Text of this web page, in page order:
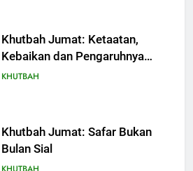
Khutbah Jumat: Safar Bukan
Bulan Sial
KHUTBAH
Khutbah Jumat: Ujian yang
Harus Kita Syukuri